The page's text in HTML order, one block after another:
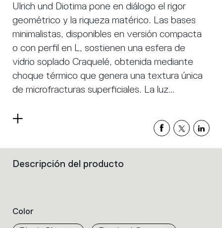
Ulrich und Diotima pone en diálogo el rigor
geométrico y la riqueza matérico. Las bases
minimalistas, disponibles en versión compacta
o con perfil en L, sostienen una esfera de
vidrio soplado Craquelé, obtenida mediante
choque térmico que genera una textura única
de microfracturas superficiales. La luz
proyectando delicados reflejos en el espacio.
La integración de LED a tensión de red reduce
manteniendo una alta calidad lumínica. Es una
colección que equilibra esencialidad formal y
Read
Filters
properties
within
Descripción del producto
Color